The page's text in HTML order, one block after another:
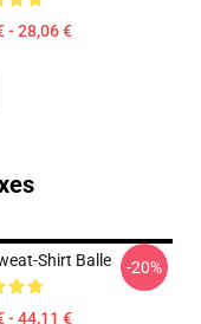
- 28,06 €
Shirt Balle
- 44,11 €
-20%